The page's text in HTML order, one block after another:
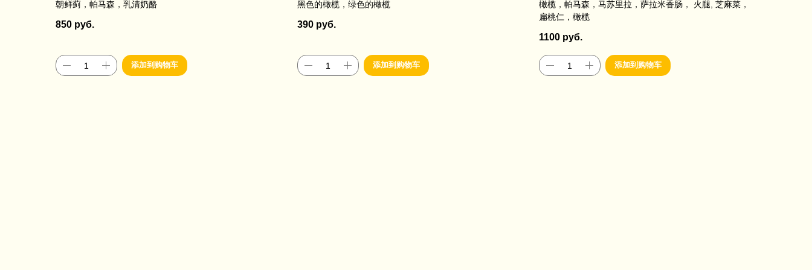
朝鲜蓟，帕马森，乳清奶酪
850 руб.
添加到购物车
黑色的橄榄，绿色的橄榄
390 руб.
添加到购物车
橄榄，帕马森，马苏里拉，萨拉米香肠， 火腿, 芝麻菜，
扁桃仁，橄榄
1100 руб.
添加到购物车